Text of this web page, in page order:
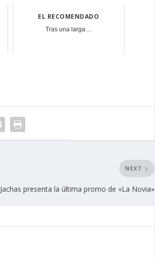
EL RECOMENDADO
Tras una larga ...
NEXT
Jachas presenta la última promo de «La Novia»